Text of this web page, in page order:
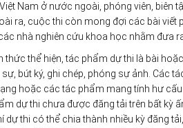
Nam ở nước ngoài, phóng viên, biên
ra, cuộc thi còn mong đợi các bài viết
nhà nghiên cứu khoa học nhằm đưa
thức thể hiện, tác phẩm dự thi là bài
bút ký, ghi chép, phóng sự ảnh. Các
hoặc các tác phẩm mang tính hư
dự thi chưa được đăng tải trên bất kỳ
dự thi có thể chia thành nhiều kỳ đăng